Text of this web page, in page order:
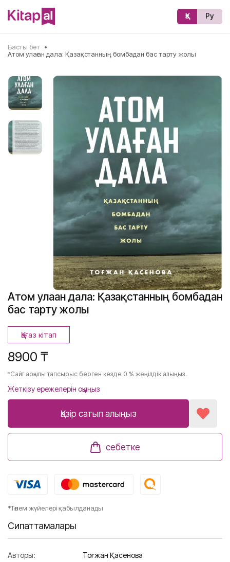
Қз Ру
Басты бет •
Атом улаған дала: Қазақстанның бомбадан бас тарту жолы
Атом улаған дала: Қазақстанның бомбадан
бас тарту жолы
Қағаз кітап
8900 ₸
*Сайт арқылы тапсырыс берген кезде 0 % жеңілдік алыңыз.
Жеткізу ережелерін оқыңыз
Қазір сатып алыңыз
себетке
*Төлем жүйелері қабылданады
Сипаттамалары
Авторы:
Тоғжан Қасенова